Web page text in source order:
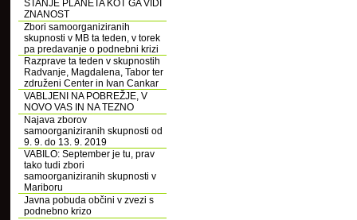
STANJE PLANETA KOT GA VIDI
ZNANOST
Zbori samoorganiziranih
skupnosti v MB ta teden, v torek
pa predavanje o podnebni krizi
Razprave ta teden v skupnostih
Radvanje, Magdalena, Tabor ter
združeni Center in Ivan Cankar
VABLJENI NA POBREŽJE, V
NOVO VAS IN NA TEZNO
Najava zborov
samoorganiziranih skupnosti od
9. 9. do 13. 9. 2019
VABILO: September je tu, prav
tako tudi zbori
samoorganiziranih skupnosti v
Mariboru
Javna pobuda občini v zvezi s
podnebno krizo